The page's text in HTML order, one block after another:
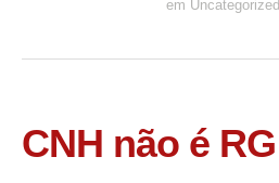
em Uncategorized
CNH não é RG